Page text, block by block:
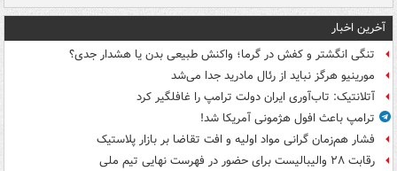
آخرین اخبار
تنگی انگشتر و کفش در گرما؛ واکنش طبیعی بدن یا هشدار جدی؟
مورینیو هرگز نباید از رئال مادرید جدا می‌شد
آتلانتیک: تاب‌آوری ایران دولت ترامپ را غافلگیر کرد
ترامپ باعث افول هژمونی آمریکا شد!
فشار هم‌زمان گرانی مواد اولیه و افت تقاضا بر بازار پلاستیک
رقابت ۲۸ والیبالیست برای حضور در فهرست نهایی تیم ملی